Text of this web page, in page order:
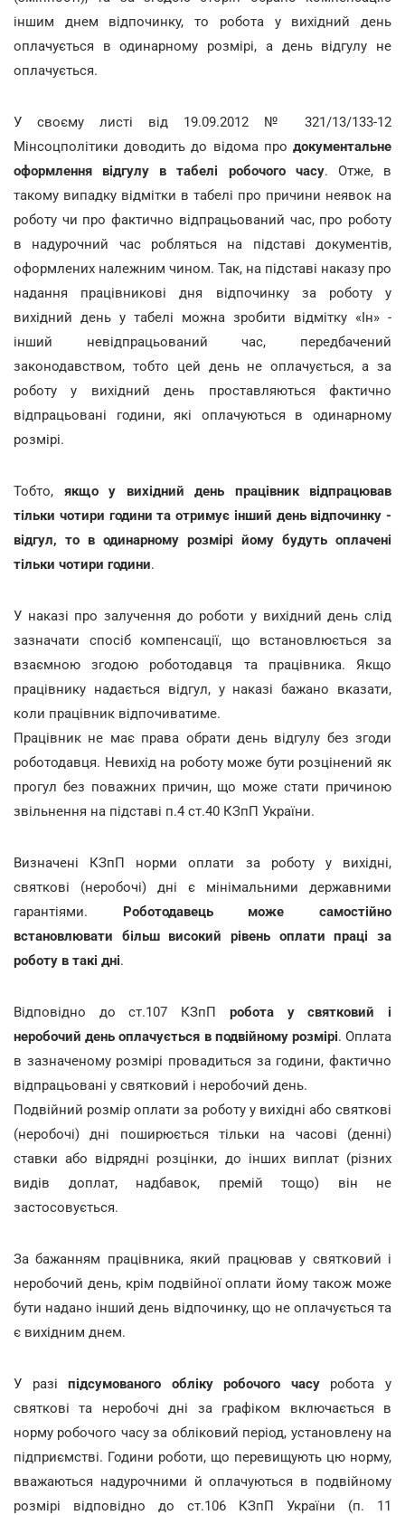
іншим днем відпочинку, то робота у вихідний день
оплачується в одинарному розмірі, а день відгулу не
оплачується.
У своєму листі від 19.09.2012 № 321/13/133-12
Мінсоцполітики доводить до відома про документальне
оформлення відгулу в табелі робочого часу. Отже, в
такому випадку відмітки в табелі про причини неявок на
роботу чи про фактично відпрацьований час, про роботу
в надурочний час робляться на підставі документів,
оформлених належним чином. Так, на підставі наказу про
надання працівникові дня відпочинку за роботу у
вихідний день у табелі можна зробити відмітку «Ін» -
інший невідпрацьований час, передбачений
законодавством, тобто цей день не оплачується, а за
роботу у вихідний день проставляються фактично
відпрацьовані години, які оплачуються в одинарному
розмірі.
Тобто, якщо у вихідний день працівник відпрацював
тільки чотири години та отримує інший день відпочинку -
відгул, то в одинарному розмірі йому будуть оплачені
тільки чотири години.
У наказі про залучення до роботи у вихідний день слід
зазначати спосіб компенсації, що встановлюється за
взаємною згодою роботодавця та працівника. Якщо
працівнику надається відгул, у наказі бажано вказати,
коли працівник відпочиватиме.
Працівник не має права обрати день відгулу без згоди
роботодавця. Невихід на роботу може бути розцінений як
прогул без поважних причин, що може стати причиною
звільнення на підставі п.4 ст.40 КЗпП України.
Визначені КЗпП норми оплати за роботу у вихідні,
святкові (неробочі) дні є мінімальними державними
гарантіями. Роботодавець може самостійно
встановлювати більш високий рівень оплати праці за
роботу в такі дні.
Відповідно до ст.107 КЗпП робота у святковий і
неробочий день оплачується в подвійному розмірі. Оплата
в зазначеному розмірі провадиться за години, фактично
відпрацьовані у святковий і неробочий день.
Подвійний розмір оплати за роботу у вихідні або святкові
(неробочі) дні поширюється тільки на часові (денні)
ставки або відрядні розцінки, до інших виплат (різних
видів доплат, надбавок, премій тощо) він не
застосовується.
За бажанням працівника, який працював у святковий і
неробочий день, крім подвійної оплати йому також може
бути надано інший день відпочинку, що не оплачується та
є вихідним днем.
У разі підсумованого обліку робочого часуробота у
святкові та неробочі дні за графіком включається в
норму робочого часу за обліковий період, установлену на
підприємстві. Години роботи, що перевищують цю норму,
вважаються надурочними й оплачуються в подвійному
розмірі відповідно до ст.106 КЗпП України (п. 11